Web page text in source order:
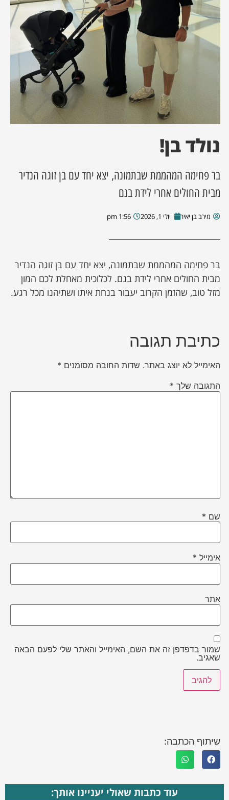
מסע מלחמה
השבוע
נולד בן!
בר פחימה המהממת שבתמונה, יצא יחד עם בן זוגה הנדיר
מבית החולים אחרי לידת בנם
מירב בן יאיר יולי 1, 2026 1:56 pm
בר פחימה המהממת שבתמונה, יצא יחד עם בן זוגה הנדיר
מבית החולים אחרי לידת בנם. לכלוכית מאחלת לכם המון
מזל טוב, שהזמן הקרוב יעבור בנחת איתו ושתיהנו מכל רגע.
כתיבת תגובה
האימייל לא יוצג באתר. שדות החובה מסומנים *
התגובה שלך *
שם *
אימייל *
אתר
שמור בדפדפן זה את השם, האימייל והאתר שלי לפעם הבאה
שאגיב.
שיתוף הכתבה:
עוד כתבות שאולי יעניינו אותך: